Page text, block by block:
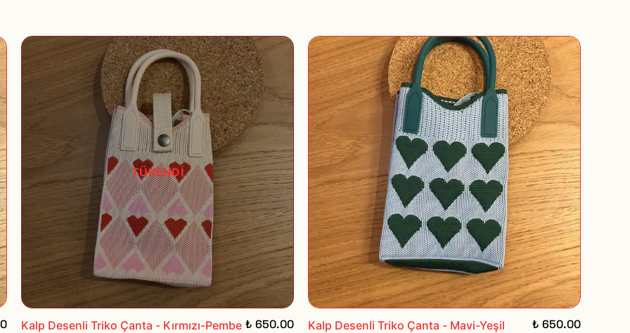
TÜKENDİ
Kalp Desenli Triko Çanta - Kırmızı-Pembe ₺ 650.00 Kalp Desenli Triko Çanta - Mavi-Yeşil ₺ 650.00